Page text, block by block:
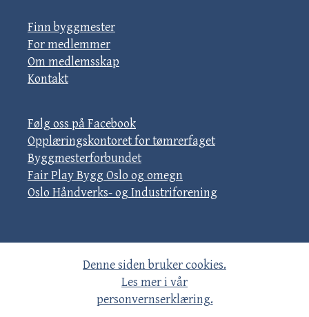
Finn byggmester
For medlemmer
Om medlemsskap
Kontakt
Følg oss på Facebook
Opplæringskontoret for tømrerfaget
Byggmesterforbundet
Fair Play Bygg Oslo og omegn
Oslo Håndverks- og Industriforening
Denne siden bruker cookies.
Les mer i vår
personvernserklæring.